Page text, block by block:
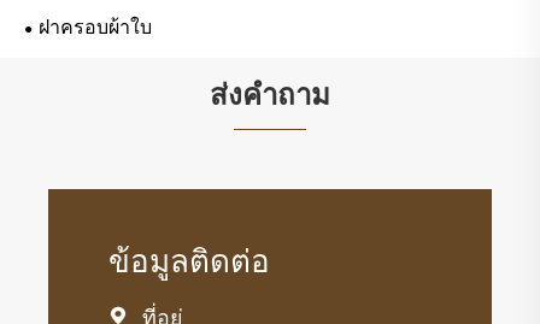
ฝาครอบผ้าใบ
ส่งคำถาม
ข้อมูลติดต่อ
